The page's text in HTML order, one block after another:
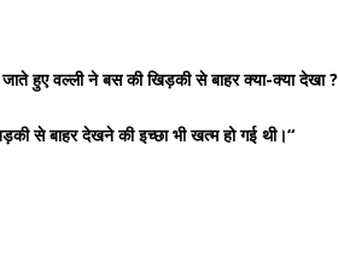
हुए वल्ली ने बस की खिड़की से बाहर क्या-क्या देखा ?
से बाहर देखने की इच्छा भी खत्म हो गई थी।“